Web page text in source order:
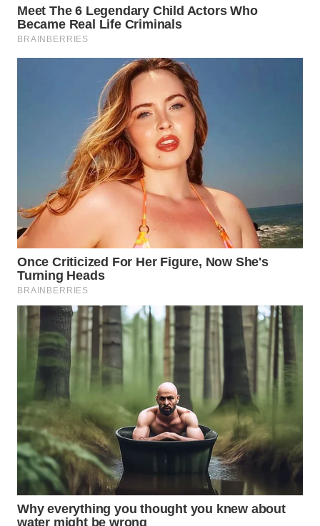
WN
LABUHANBATU
SERDANG
WN
TEBING
TINGGI
WN
PAKPAK
WN
KARAWANG
BEKASI
WN
BOGOR
WN
DEPOK